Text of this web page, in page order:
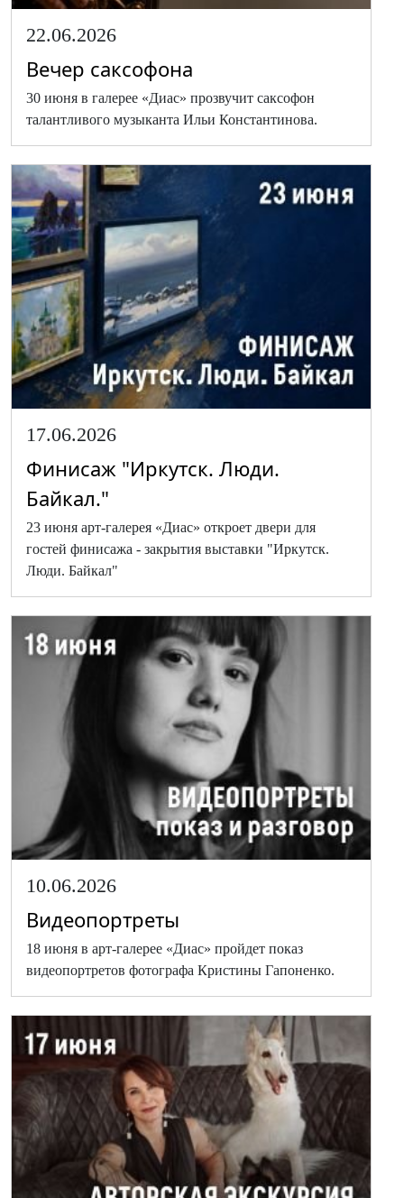
22.06.2026
Вечер саксофона
30 июня в галерее «Диас» прозвучит саксофон
талантливого музыканта Ильи Константинова.
17.06.2026
Финисаж "Иркутск. Люди.
Байкал."
23 июня арт-галерея «Диас» откроет двери для
гостей финисажа - закрытия выставки "Иркутск.
Люди. Байкал"
10.06.2026
Видеопортреты
18 июня в арт-галерее «Диас» пройдет показ
видеопортретов фотографа Кристины Гапоненко.